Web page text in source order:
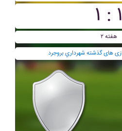
۱ : ۱
هفته ۲